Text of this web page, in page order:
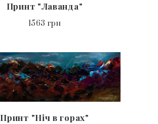
Принт "Лаванда"
1563 грн
Принт "Ніч в горах"